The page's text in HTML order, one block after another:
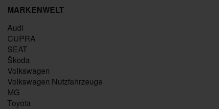
MARKENWELT
Audi
CUPRA
SEAT
Škoda
Volkswagen
Volkswagen Nutzfahrzeuge
MG
Toyota